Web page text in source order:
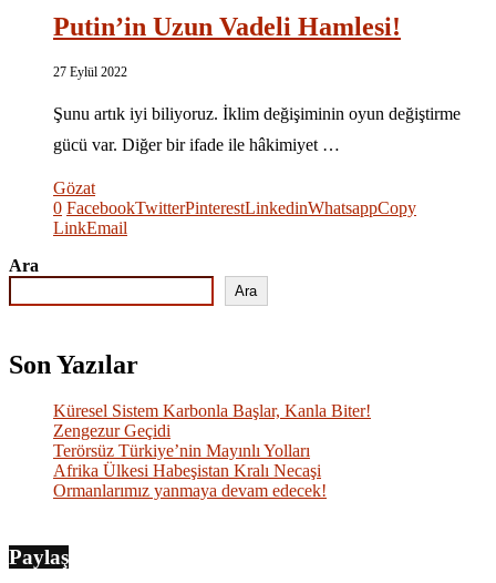
Putin’in Uzun Vadeli Hamlesi!
27 Eylül 2022
Şunu artık iyi biliyoruz. İklim değişiminin oyun değiştirme
gücü var. Diğer bir ifade ile hâkimiyet …
Gözat
0 FacebookTwitterPinterestLinkedinWhatsappCopy
LinkEmail
Ara
Ara
Son Yazılar
Küresel Sistem Karbonla Başlar, Kanla Biter!
Zengezur Geçidi
Terörsüz Türkiye’nin Mayınlı Yolları
Afrika Ülkesi Habeşistan Kralı Necaşi
Ormanlarımız yanmaya devam edecek!
Paylaş